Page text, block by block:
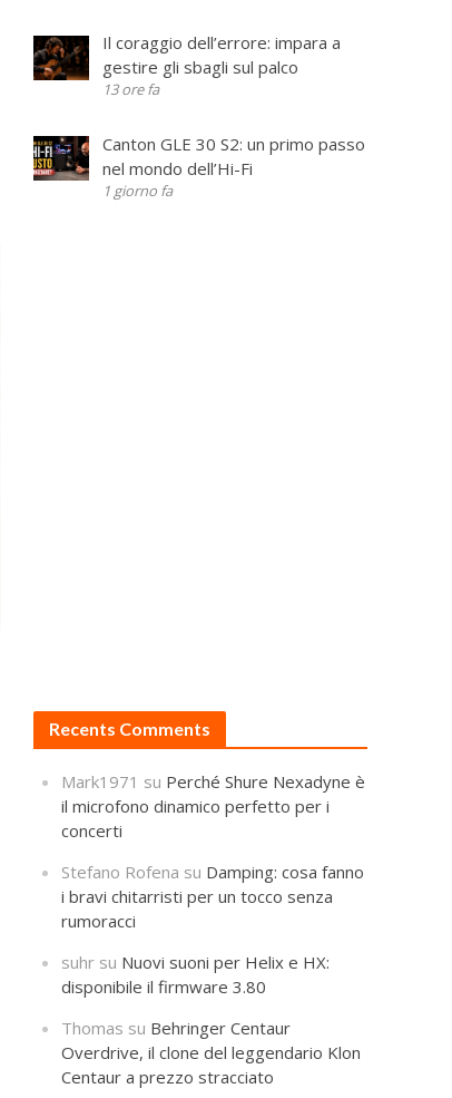
Il coraggio dell’errore: impara a
gestire gli sbagli sul palco
13 ore fa
Canton GLE 30 S2: un primo passo
nel mondo dell’Hi-Fi
1 giorno fa
Recents Comments
Mark1971 su Perché Shure Nexadyne è
il microfono dinamico perfetto per i
concerti
Stefano Rofena su Damping: cosa fanno
i bravi chitarristi per un tocco senza
rumoracci
suhr su Nuovi suoni per Helix e HX:
disponibile il firmware 3.80
Thomas su Behringer Centaur
Overdrive, il clone del leggendario Klon
Centaur a prezzo stracciato